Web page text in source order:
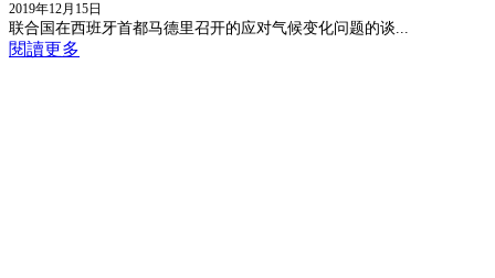
2019年12月15日
联合国在西班牙首都马德里召开的应对气候变化问题的谈...
閱讀更多